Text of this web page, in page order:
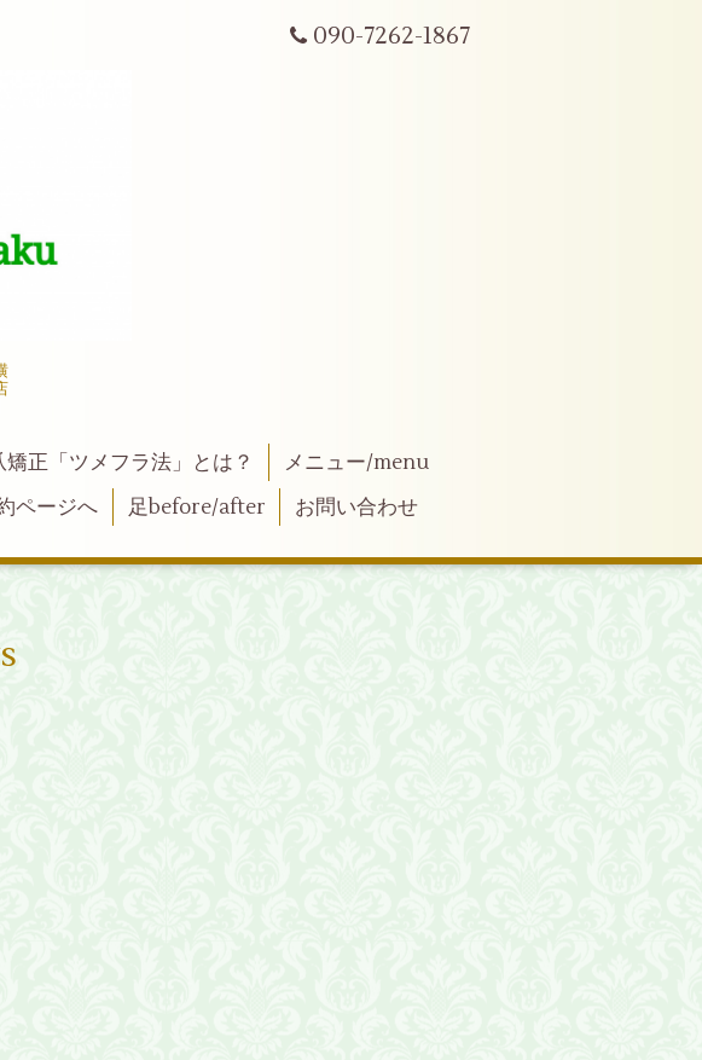
090-7262-1867
矯正「ツメフラ法」とは？
メニュー/menu
ページへ 足before/after お問い合わせ